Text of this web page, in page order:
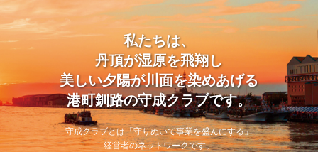
私たちは、
丹頂が湿原を飛翔し
美しい夕陽が川面を染めあげる
港町釧路の守成クラブです。
守成クラブとは「守りぬいて事業を盛んにする」
経営者のネットワークです。